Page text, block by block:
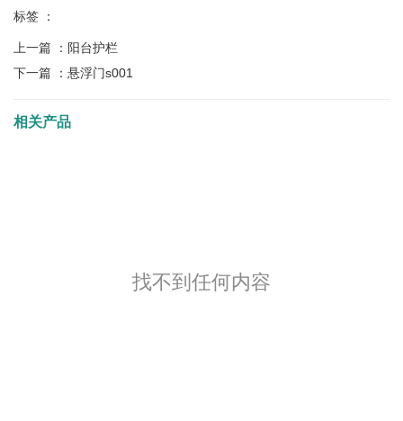
标签 ：
上一篇 ： 阳台护栏
下一篇 ： 悬浮门s001
相关产品
找不到任何内容